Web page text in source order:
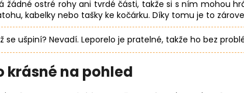
žádné ostré rohy ani tvrdé části, takže si s ním mohou
kabelky nebo tašky ke kočárku. Díky tomu je to
se ušpiní? Nevadí. Leporelo je pratelné, takže ho bez
krásné na pohled